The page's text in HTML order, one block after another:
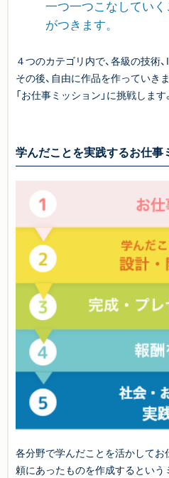
４つのカテゴリ内で、各級の技術
その後、自由に作品を作っていき
「お仕事ミッション」に挑戦します。
学んだことを実践するお仕事
各分野で学んだことを活かしてお
頼にあったものを作成するとい